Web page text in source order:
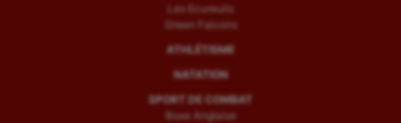
Les Ecureuils
Green Falcons
ATHLÉTISME
NATATION
SPORT DE COMBAT
Boxe Anglaise